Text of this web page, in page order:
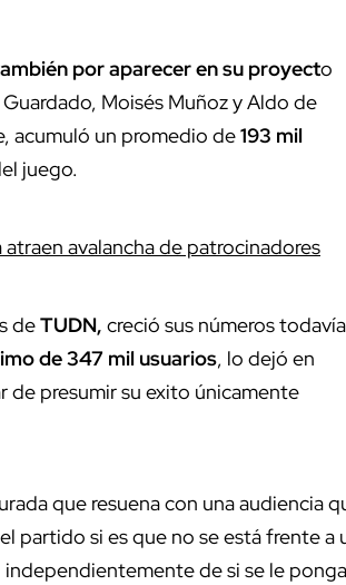
por aparecer en su proyecto
Moisés Muñoz y Aldo de
acumuló un promedio de193 mil
juego.
avalancha de patrocinadores
deTUDN, creció sus números todavía
de 347 mil usuarios, lo dejó en
de presumir su exito únicamente
que resuena con una audiencia
partido si es que no se está frente a
independientemente de si se le ponga